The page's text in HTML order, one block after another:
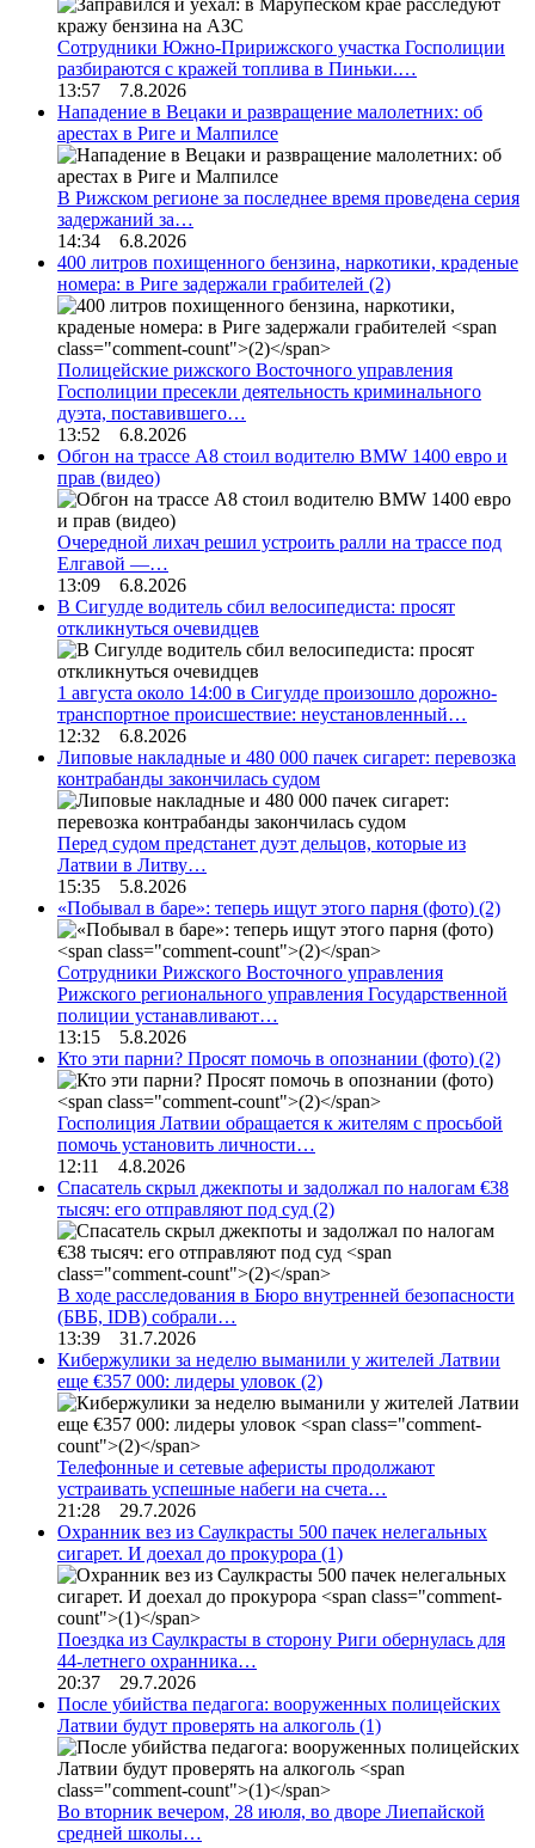
Сотрудники Южно-Пририжского участка Госполиции
разбираются с кражей топлива в Пиньки.…
13:57 7.8.2026
Нападение в Вецаки и развращение малолетних: об
арестах в Риге и Малпилсе
В Рижском регионе за последнее время проведена серия
задержаний за…
14:34 6.8.2026
400 литров похищенного бензина, наркотики, краденые
номера: в Риге задержали грабителей (2)
Полицейские рижского Восточного управления
Госполиции пресекли деятельность криминального
дуэта, поставившего…
13:52 6.8.2026
Обгон на трассе А8 стоил водителю BMW 1400 евро и
прав (видео)
Очередной лихач решил устроить ралли на трассе под
Елгавой —…
13:09 6.8.2026
В Сигулде водитель сбил велосипедиста: просят
откликнуться очевидцев
1 августа около 14:00 в Сигулде произошло дорожно-
транспортное происшествие: неустановленный…
12:32 6.8.2026
Липовые накладные и 480 000 пачек сигарет: перевозка
контрабанды закончилась судом
Перед судом предстанет дуэт дельцов, которые из
Латвии в Литву…
15:35 5.8.2026
«Побывал в баре»: теперь ищут этого парня (фото) (2)
Сотрудники Рижского Восточного управления
Рижского регионального управления Государственной
полиции устанавливают…
13:15 5.8.2026
Кто эти парни? Просят помочь в опознании (фото) (2)
Госполиция Латвии обращается к жителям с просьбой
помочь установить личности…
12:11 4.8.2026
Спасатель скрыл джекпоты и задолжал по налогам €38
тысяч: его отправляют под суд (2)
В ходе расследования в Бюро внутренней безопасности
(БВБ, IDB) собрали…
13:39 31.7.2026
Кибержулики за неделю выманили у жителей Латвии
еще €357 000: лидеры уловок (2)
Телефонные и сетевые аферисты продолжают
устраивать успешные набеги на счета…
21:28 29.7.2026
Охранник вез из Саулкрасты 500 пачек нелегальных
сигарет. И доехал до прокурора (1)
Поездка из Саулкрасты в сторону Риги обернулась для
44-летнего охранника…
20:37 29.7.2026
После убийства педагога: вооруженных полицейских
Латвии будут проверять на алкоголь (1)
Во вторник вечером, 28 июля, во дворе Лиепайской
средней школы…